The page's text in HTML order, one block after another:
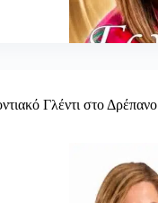
Γλέντι στο Δρέπανο